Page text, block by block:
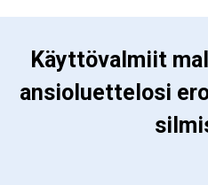
ansioluettelosi